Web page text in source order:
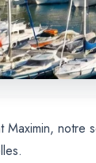
Maximin, notre